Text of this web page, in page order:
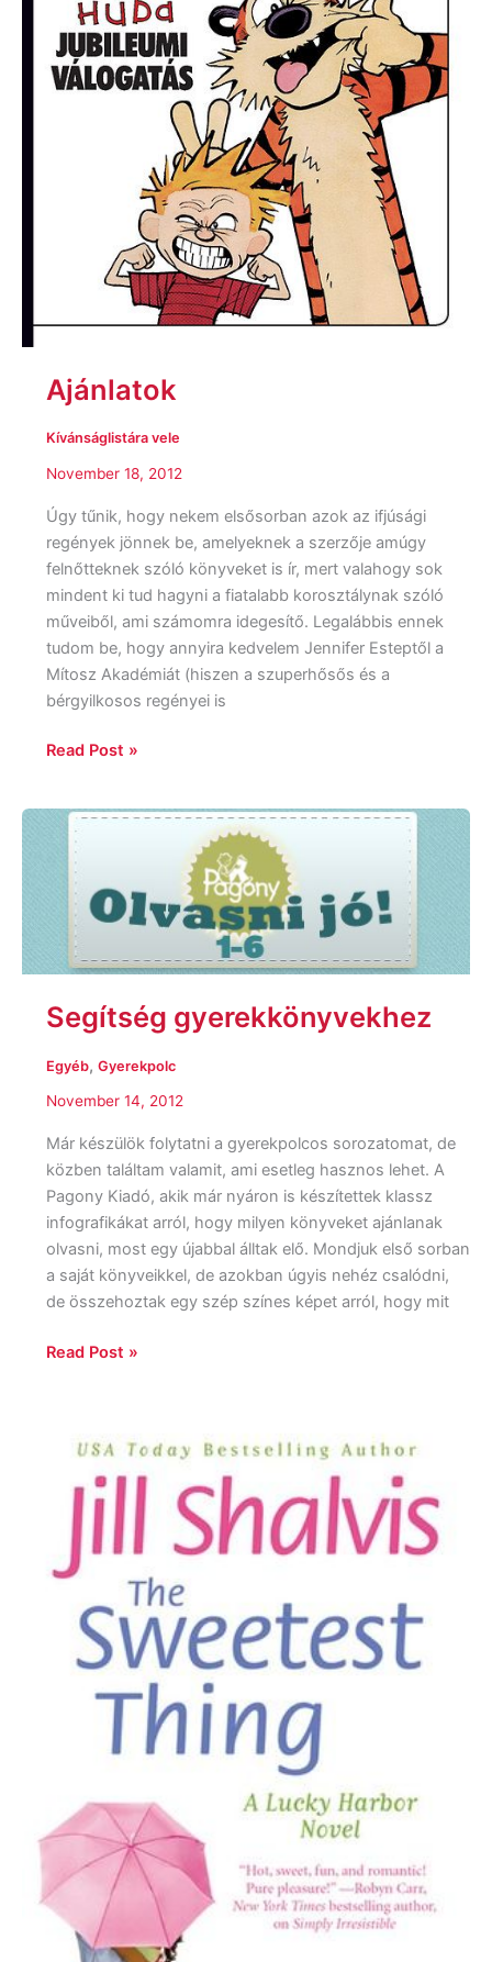
Ajánlatok
Kívánságlistára vele
November 18, 2012
Úgy tűnik, hogy nekem elsősorban azok az ifjúsági
regények jönnek be, amelyeknek a szerzője amúgy
felnőtteknek szóló könyveket is ír, mert valahogy sok
mindent ki tud hagyni a fiatalabb korosztálynak szóló
műveiből, ami számomra idegesítő. Legalábbis ennek
tudom be, hogy annyira kedvelem Jennifer Esteptől a
Mítosz Akadémiát (hiszen a szuperhősős és a
bérgyilkosos regényei is
Read Post »
Segítség gyerekkönyvekhez
Egyéb, Gyerekpolc
November 14, 2012
Már készülök folytatni a gyerekpolcos sorozatomat, de
közben találtam valamit, ami esetleg hasznos lehet. A
Pagony Kiadó, akik már nyáron is készítettek klassz
infografikákat arról, hogy milyen könyveket ajánlanak
olvasni, most egy újabbal álltak elő. Mondjuk első sorban
a saját könyveikkel, de azokban úgyis nehéz csalódni,
de összehoztak egy szép színes képet arról, hogy mit
Segítség
gyerekkönyvekhez
Read Post »
hármas